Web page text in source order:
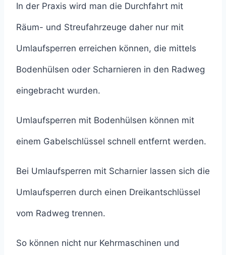
In der Praxis wird man die Durchfahrt mit
Räum- und Streufahrzeuge daher nur mit
Umlaufsperren erreichen können, die mittels
Bodenhülsen oder Scharnieren in den Radweg
eingebracht wurden.
Umlaufsperren mit Bodenhülsen können mit
einem Gabelschlüssel schnell entfernt werden.
Bei Umlaufsperren mit Scharnier lassen sich die
Umlaufsperren durch einen Dreikantschlüssel
vom Radweg trennen.
So können nicht nur Kehrmaschinen und